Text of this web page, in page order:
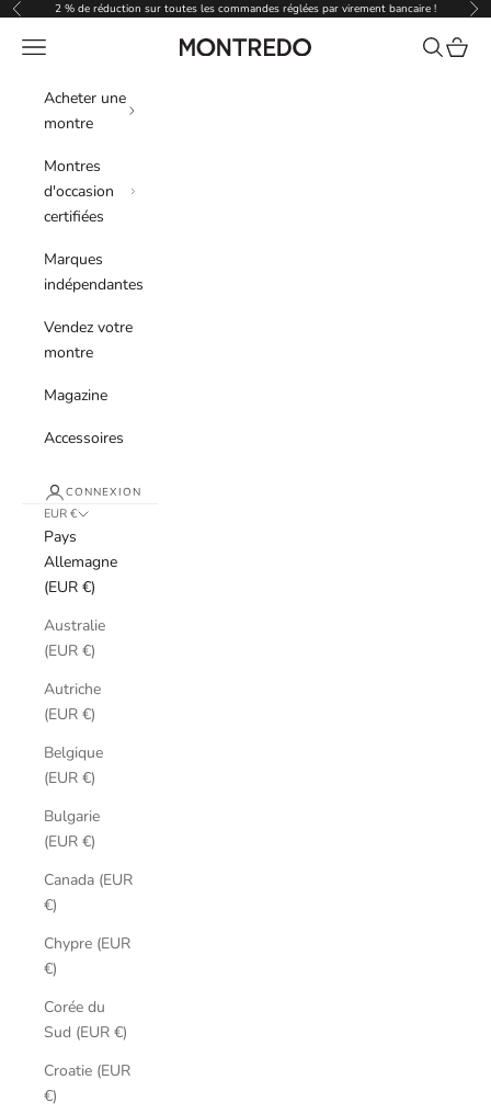
Passer au contenu
Précédent2 % de réduction sur toutes les commandes réglées par virement bancaire !
Montredo
Menu Recherche
Panier
Acheter une
montre
Montres
d'occasion
certifiées
Marques
indépendantes
Vendez votre
montre
Magazine
Accessoires
CONNEXION
EUR €
Pays
Allemagne
(EUR €)
Australie
(EUR €)
Autriche
(EUR €)
Belgique
(EUR €)
Bulgarie
(EUR €)
Canada (EUR
€)
Chypre (EUR
€)
Corée du
Sud (EUR €)
Croatie (EUR
€)